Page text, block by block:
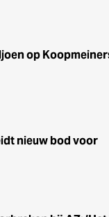
op
nieuw bod voor